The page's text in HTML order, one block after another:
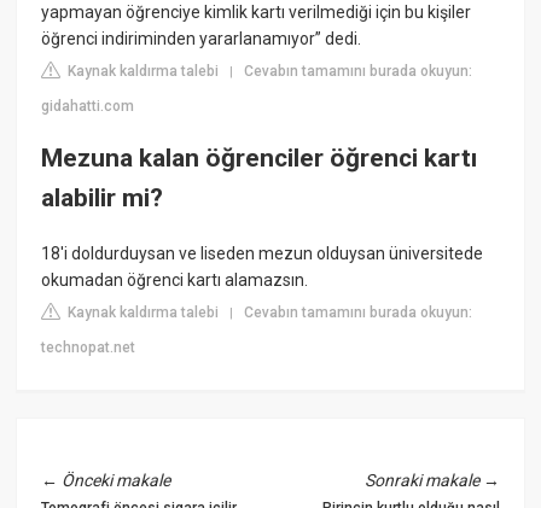
yapmayan öğrenciye kimlik kartı verilmediği için bu kişiler
öğrenci indiriminden yararlanamıyor” dedi.
Kaynak kaldırma talebi |Cevabın tamamını burada okuyun:
gidahatti.com
Mezuna kalan öğrenciler öğrenci kartı
alabilir mi?
18'i doldurduysan ve liseden mezun olduysan üniversitede
okumadan öğrenci kartı alamazsın.
Kaynak kaldırma talebi |Cevabın tamamını burada okuyun:
technopat.net
← Önceki makale Sonraki makale→